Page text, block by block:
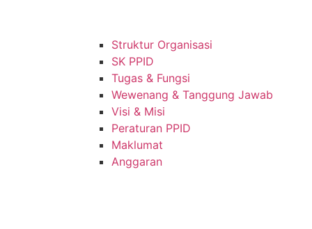
Struktur Organisasi
SK PPID
Tugas & Fungsi
Wewenang & Tanggung Jawab
Visi & Misi
Peraturan PPID
Maklumat
Anggaran